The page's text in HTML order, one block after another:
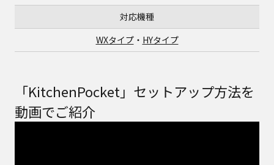
対応機種
WXタイプ・ HYタイプ
「KitchenPocket」セットアップ方法を
動画でご紹介